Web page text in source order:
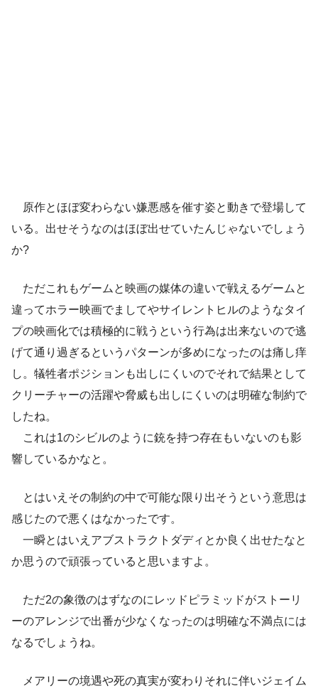
原作とほぼ変わらない嫌悪感を催す姿と動きで登場して
いる。出せそうなのはほぼ出せていたんじゃないでしょう
か?
ただこれもゲームと映画の媒体の違いで戦えるゲームと
違ってホラー映画でましてやサイレントヒルのようなタイ
プの映画化では積極的に戦うという行為は出来ないので逃
げて通り過ぎるというパターンが多めになったのは痛し痒
し。犠牲者ポジションも出しにくいのでそれで結果として
クリーチャーの活躍や脅威も出しにくいのは明確な制約で
したね。
これは1のシビルのように銃を持つ存在もいないのも影
響しているかなと。
とはいえその制約の中で可能な限り出そうという意思は
感じたので悪くはなかったです。
一瞬とはいえアブストラクトダディとか良く出せたなと
か思うので頑張っていると思いますよ。
ただ2の象徴のはずなのにレッドピラミッドがストーリ
ーのアレンジで出番が少なくなったのは明確な不満点には
なるでしょうね。
メアリーの境遇や死の真実が変わりそれに伴いジェイム